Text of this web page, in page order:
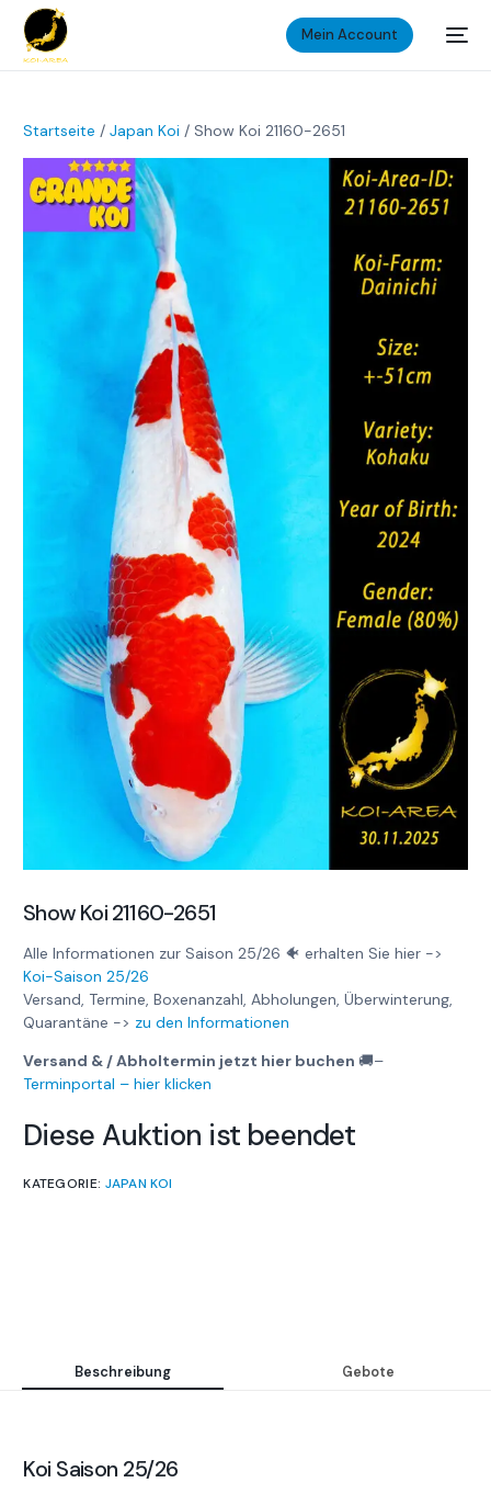
Mein Account
Startseite /Japan Koi / Show Koi 21160-2651
Show Koi 21160-2651
Alle Informationen zur Saison 25/26 🐠 erhalten Sie hier ->
Koi-Saison 25/26
Versand, Termine, Boxenanzahl, Abholungen, Überwinterung,
Quarantäne -> zu den Informationen
Versand & / Abholtermin jetzt hier buchen 🚚–
Terminportal – hier klicken
Diese Auktion ist beendet
KATEGORIE: JAPAN KOI
Beschreibung Gebote
Koi Saison 25/26